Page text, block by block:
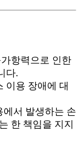
항력으로 인한
다.
이용 장애에 대
에서 발생하는 손
한 책임을 지지